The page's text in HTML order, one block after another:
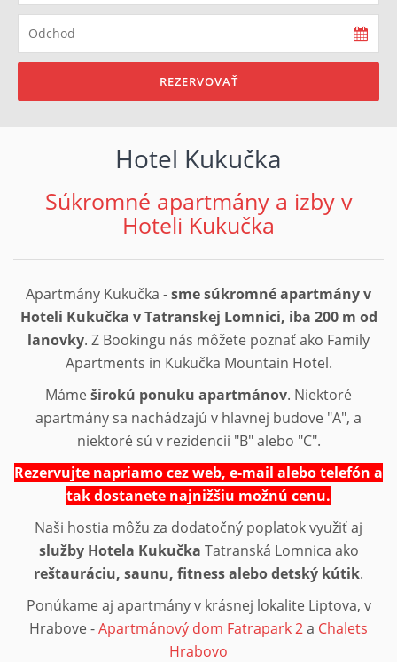
REZERVOVAŤ
Hotel Kukučka
Súkromné apartmány a izby v
Hoteli Kukučka
Apartmány Kukučka -sme súkromné apartmány v
Hoteli Kukučka v Tatranskej Lomnici, iba 200 m od
lanovky. Z Bookingu nás môžete poznať ako Family
Apartments in Kukučka Mountain Hotel.
Mámeširokú ponuku apartmánov. Niektoré
apartmány sa nachádzajú v hlavnej budove "A", a
niektoré sú v rezidencii "B" alebo "C".
Rezervujte napriamo cez web, e-mail alebo telefón a
tak dostanete najnižšiu možnú cenu.
Naši hostia môžu za dodatočný poplatok využiť aj
služby Hotela Kukučka Tatranská Lomnica ako
reštauráciu, saunu, fitness alebo detský kútik.
Ponúkame aj apartmány v krásnej lokalite Liptova, v
Hrabove -Apartmánový dom Fatrapark 2a Chalets
Hrabovo